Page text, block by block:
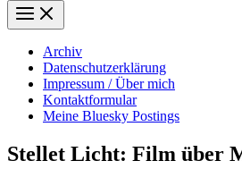
Main
Menu
Archiv
Datenschutzerklärung
Impressum / Über mich
Kontaktformular
Meine Bluesky Postings
Stellet Licht: Film über